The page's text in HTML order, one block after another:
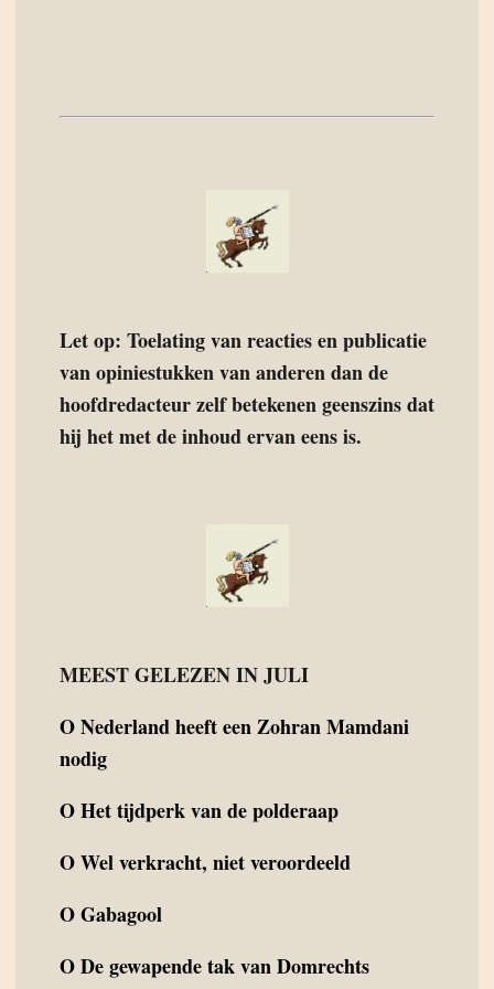
Let op: Toelating van reacties en publicatie
van opiniestukken van anderen dan de
hoofdredacteur zelf betekenen geenszins dat
hij het met de inhoud ervan eens is.
MEEST GELEZEN IN JULI
ONederland heeft een Zohran Mamdani
nodig
OHet tijdperk van de polderaap
OWel verkracht, niet veroordeeld
OGabagool
ODe gewapende tak van Domrechts